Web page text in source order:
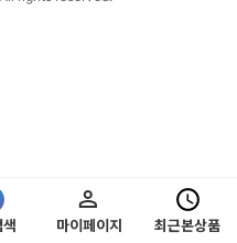
마이페이지 최근본상품